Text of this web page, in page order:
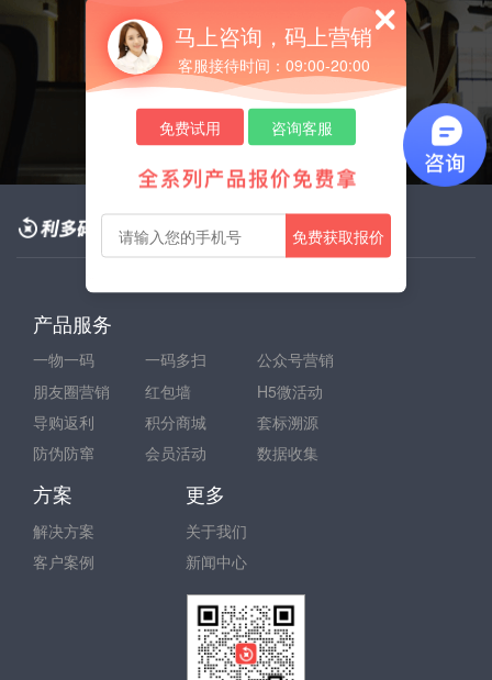
马上咨询，码上营销
客服接待时间：09:00-20:00
免费试用 咨询客服
免费获取报价
让每件产品都帮你营销
免费试用 咨询客服
一物一码营销与数据服务商
产品服务
一物一码 一码多扫
公众号营销
朋友圈营销
红包墙
H5微活动
导购返利
积分商城
套标溯源
防伪防窜
会员活动 数据收集
方案
解决方案
客户案例
更多
关于我们
新闻中心